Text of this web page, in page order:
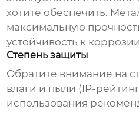
хотите обеспечить.
максимальную
устойчивость к
Степень защиты
Обратите внимание на
влаги и пыли (IP-
использования